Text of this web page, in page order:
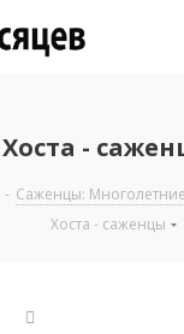
Хоста -
- Саженцы:
Хоста - саженцы